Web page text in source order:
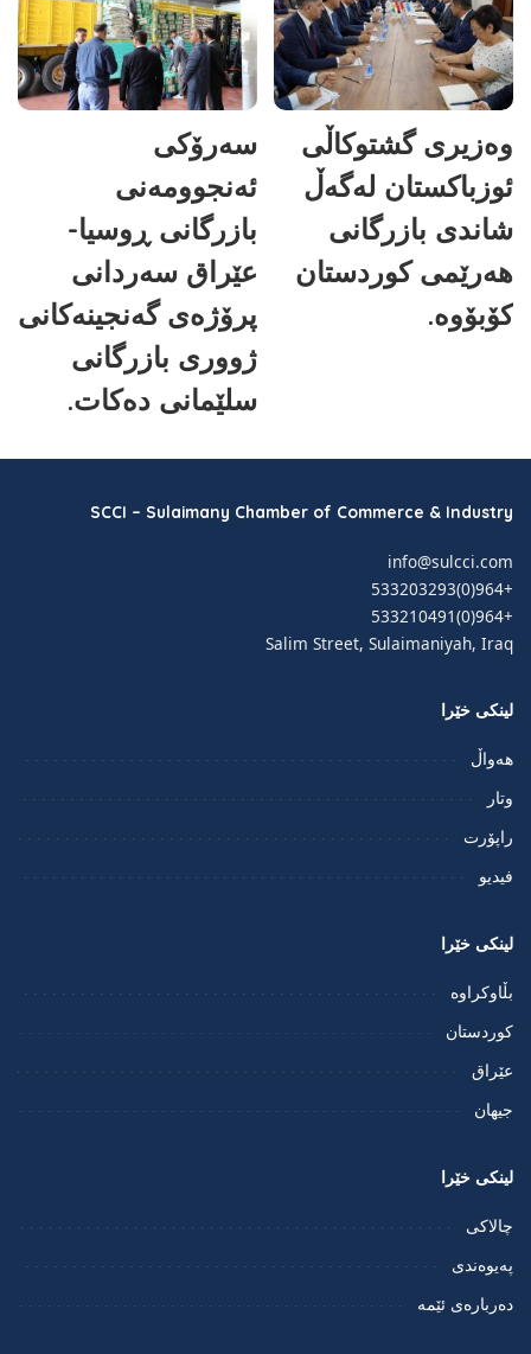
وەزیری گشتوکاڵی
ئوزباکستان لەگەڵ
شاندی بازرگانی
هەرێمی کوردستان
کۆبۆوە.
سەرۆکی
ئەنجوومەنی
بازرگانی ڕوسیا-
عێراق سەردانی
پرۆژەی گەنجینەکانی
ژووری بازرگانی
سلێمانی دەکات.
SCCI – Sulaimany Chamber of Commerce & Industry
info@sulcci.com
+964(0)533203293
+964(0)533210491
Salim Street, Sulaimaniyah, Iraq
لینکی خێرا
هەواڵ
وتار
راپۆرت
فيديو
لینکی خێرا
بڵاوکراوە
کوردستان
عێراق
جیهان
لینکی خێرا
چالاکی
پەیوەندی
دەربارەی ئێمە